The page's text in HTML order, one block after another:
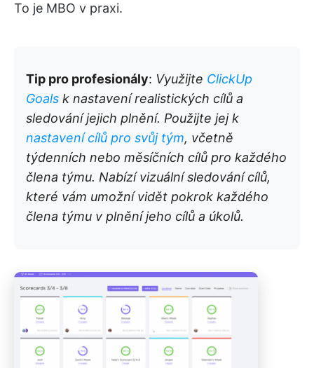
To je MBO v praxi.
Tip pro profesionály: Využijte ClickUp
Goals k nastavení realistických cílů a
sledování jejich plnění. Použijte jej k
nastavení cílů pro svůj tým, včetně
týdenních nebo měsíčních cílů pro každého
člena týmu. Nabízí vizuální sledování cílů,
které vám umožní vidět pokrok každého
člena týmu v plnění jeho cílů a úkolů.